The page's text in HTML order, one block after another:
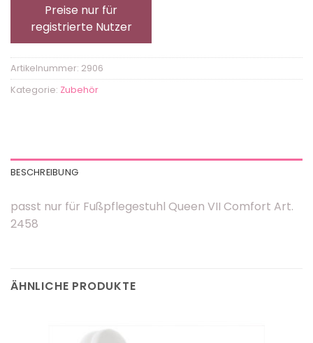
Preise nur für
registrierte Nutzer
Artikelnummer: 2906
Kategorie: Zubehör
BESCHREIBUNG
passt nur für Fußpflegestuhl Queen VII Comfort Art.
2458
ÄHNLICHE PRODUKTE